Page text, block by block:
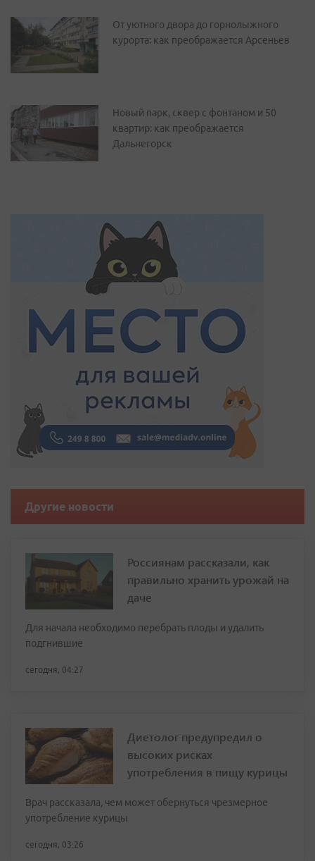
От уютного двора до горнолыжного
курорта: как преображается Арсеньев
Новый парк, сквер с фонтаном и 50
квартир: как преображается
Дальнегорск
Другие новости
Россиянам рассказали, как
правильно хранить урожай на
даче
Для начала необходимо перебрать плоды и удалить
подгнившие
сегодня, 04:27
Диетолог предупредил о
высоких рисках
употребления в пищу курицы
Врач рассказала, чем может обернуться чрезмерное
употребление курицы
сегодня, 03:26